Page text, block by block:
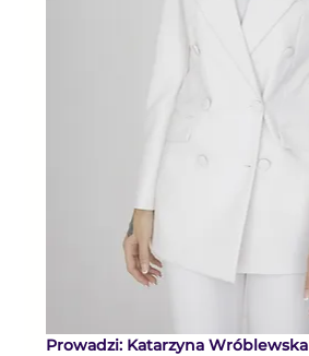
Prowadzi: Katarzyna Wróblewska